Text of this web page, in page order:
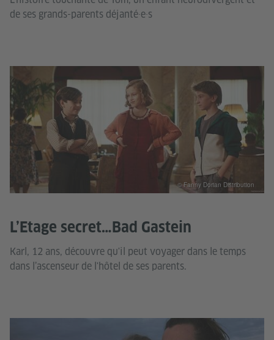
de ses grands-parents déjanté·e·s
L’Etage secret…Bad Gastein
Karl, 12 ans, découvre qu'il peut voyager dans le temps
dans l’ascenseur de l'hôtel de ses parents.
© Fanny Dorian Distribution